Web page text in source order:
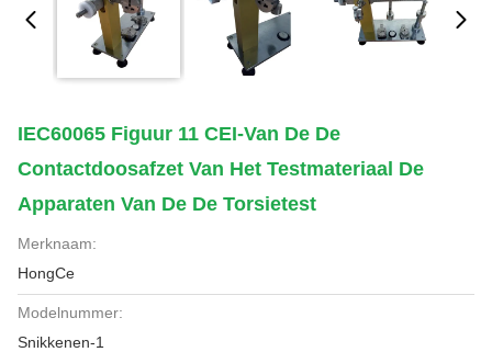
IEC60065 Figuur 11 CEI-Van De De
Contactdoosafzet Van Het Testmateriaal De
Apparaten Van De De Torsietest
Merknaam:
HongCe
Modelnummer:
Snikkenen-1